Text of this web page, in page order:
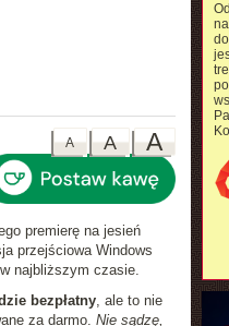
A
A
A
premierę na jesień
przejściowa Windows
najbliższym czasie.
bezpłatny, ale to nie
za darmo. Nie sądzę,